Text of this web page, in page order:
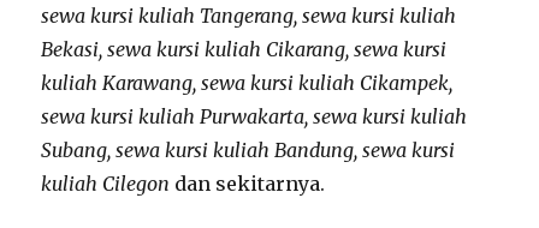
sewa kursi kuliah Tangerang, sewa kursi kuliah
Bekasi, sewa kursi kuliah Cikarang, sewa kursi
kuliah Karawang, sewa kursi kuliah Cikampek,
sewa kursi kuliah Purwakarta, sewa kursi kuliah
Subang, sewa kursi kuliah Bandung, sewa kursi
kuliah Cilegon dan sekitarnya.